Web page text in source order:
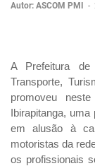
Autor: ASCOM PMI -
A Prefeitura
Transporte,
promoveu
Ibirapitanga,
em alusão à
motoristas da
os profissionais